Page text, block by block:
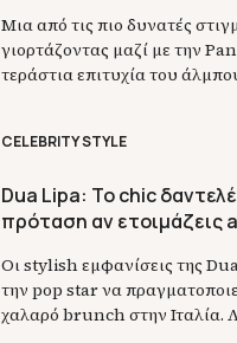
Μια από τις πιο δυνατές
γιορτάζοντας μαζί με την
τεράστια επιτυχία του
streaming points, […]
CELEBRITY STYLE
Dua Lipa: Το chic
πρόταση αν
Οι stylish εμφανίσεις της
την pop star να
χαλαρό brunch στην Ιταλία.